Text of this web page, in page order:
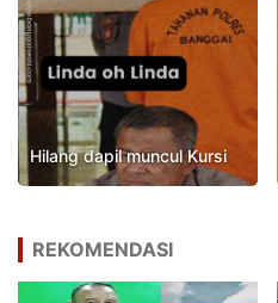
Hilang dapil muncul Kursi
REKOMENDASI